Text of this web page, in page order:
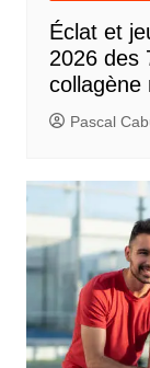
Éclat et
2026 des
collagène
Pascal